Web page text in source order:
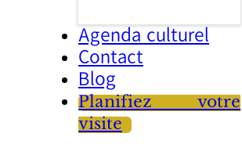
Agenda culturel
Contact
Blog
Planifiez votre
visite